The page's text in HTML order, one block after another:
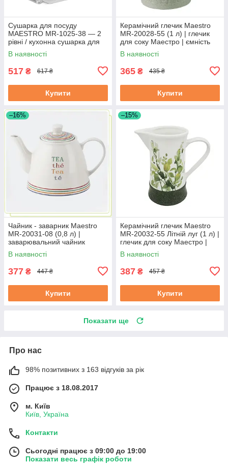
Сушарка для посуду
MAESTRO MR-1025-38 — 2
рівні / кухонна сушарка для
посуду Маестро
В наявності
517 ₴ 617 ₴
Купити
Керамічний глечик Maestro
MR-20028-55 (1 л) | глечик
для соку Маестро | ємність
для води Маестро
В наявності
365 ₴ 435 ₴
Купити
–16%
Чайник - заварник Maestro
MR-20031-08 (0,8 л) |
заварювальний чайник
Маестро | керамічний чайник
Маестро
В наявності
377 ₴ 447 ₴
Купити
–15%
Керамічний глечик Maestro
MR-20032-55 Літній луг (1 л) |
глечик для соку Маестро |
ємність для води Маестро
В наявності
387 ₴ 457 ₴
Купити
Показати ще
Про нас
98% позитивних з 163 відгуків за рік
Працює з 18.08.2017
м. Київ
Київ, Україна
Контакти
Сьогодні працює з 09:00 до 19:00
Показати весь графік роботи